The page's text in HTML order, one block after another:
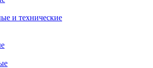
и технические